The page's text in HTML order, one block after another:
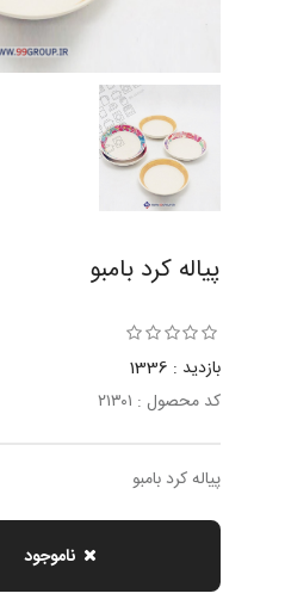
پياله كرد بامبو
بازدید : 1336
کد محصول : ٢١٣٠١
پياله كرد بامبو
ناموجود